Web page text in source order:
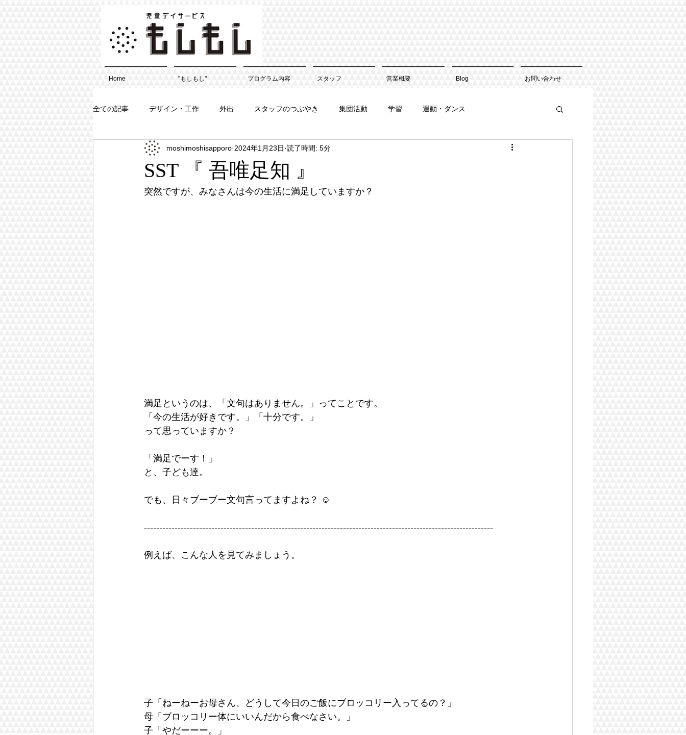
Home "もしもし" プログラム内容 スタッフ 営業概要 Blog お問い合わせ
全ての記事 デザイン・工作 外出 スタッフのつぶやき 集団活動 学習 運動・ダンス
SST 『 吾唯足知 』
moshimoshisapporo 2024年1月23日 読了時間: 5分
突然ですが、みなさんは今の生活に満足していますか？
満足というのは、「文句はありません。」ってことです。
「今の生活が好きです。」「十分です。」
って思っていますか？
「満足でーす！」
と、子ども達。
でも、日々ブーブー文句言ってますよね？ ☺︎
------------------------------------------------------------------------------------------------------------------
例えば、こんな人を見てみましょう。
子「ねーねーお母さん、どうして今日のご飯にブロッコリー入ってるの？」
母「ブロッコリー体にいいんだから食べなさい。」
子「やだーーー。」